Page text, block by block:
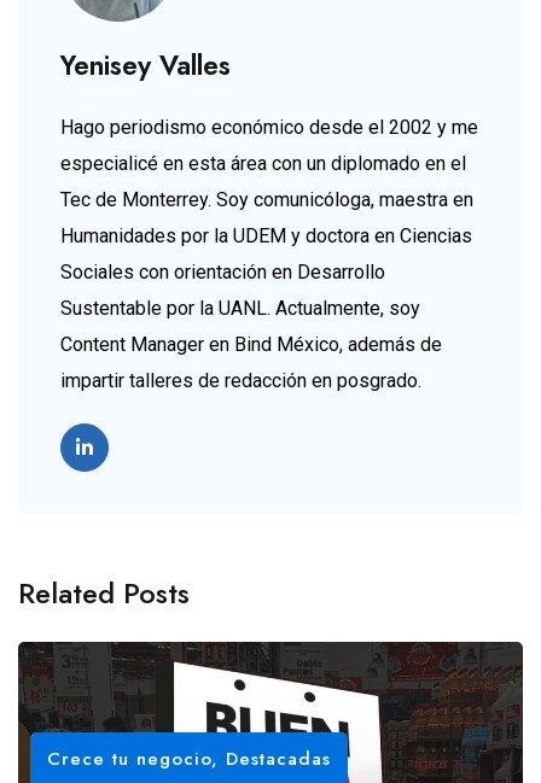
Yenisey Valles
Hago periodismo económico desde el 2002 y me
especialicé en esta área con un diplomado en el
Tec de Monterrey. Soy comunicóloga, maestra en
Humanidades por la UDEM y doctora en Ciencias
Sociales con orientación en Desarrollo
Sustentable por la UANL. Actualmente, soy
Content Manager en Bind México, además de
impartir talleres de redacción en posgrado.
Related Posts
Crece tu negocio, Destacadas